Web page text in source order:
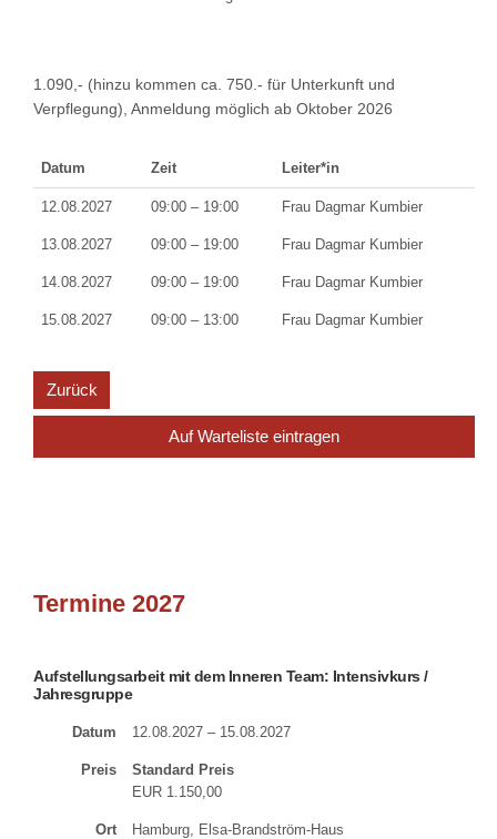
1.090,- (hinzu kommen ca. 750.- für Unterkunft und
Verpflegung), Anmeldung möglich ab Oktober 2026
Datum Zeit Leiter*in
12.08.2027 09:00 – 19:00 Frau Dagmar Kumbier
13.08.2027 09:00 – 19:00 Frau Dagmar Kumbier
14.08.2027 09:00 – 19:00 Frau Dagmar Kumbier
15.08.2027 09:00 – 13:00 Frau Dagmar Kumbier
Zurück
Auf Warteliste eintragen
Termine 2027
Aufstellungsarbeit mit dem Inneren Team: Intensivkurs /
Jahresgruppe
Datum 12.08.2027 – 15.08.2027
Preis
Standard Preis
EUR 1.150,00
Ort
Hamburg, Elsa-Brandström-Haus